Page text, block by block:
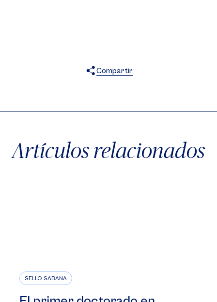
Compartir
Artículos relacionados
SELLO SABANA